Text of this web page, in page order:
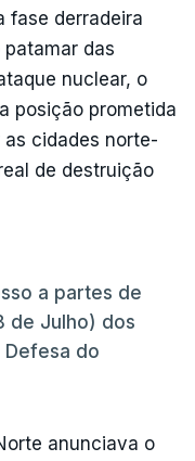
fase derradeira
das
nuclear, o
posição prometida
cidades norte-
de destruição
a partes de
de Julho) dos
do
anunciava o